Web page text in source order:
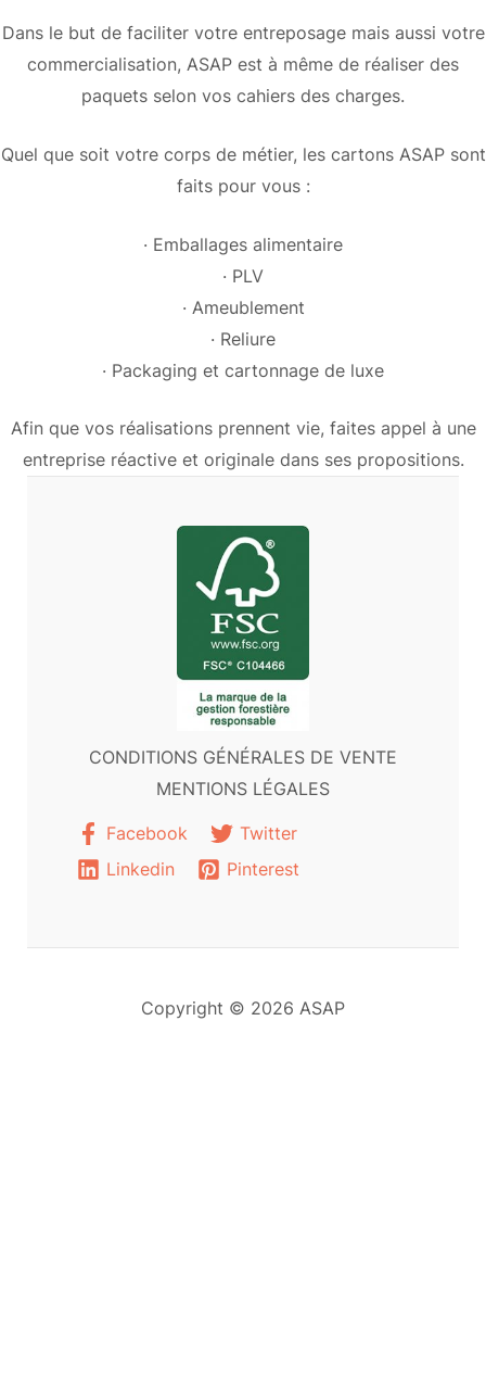
Dans le but de faciliter votre entreposage mais aussi votre
commercialisation, ASAP est à même de réaliser des
paquets selon vos cahiers des charges.
Quel que soit votre corps de métier, les cartons ASAP sont
faits pour vous :
· Emballages alimentaire
· PLV
· Ameublement
· Reliure
· Packaging et cartonnage de luxe
Afin que vos réalisations prennent vie, faites appel à une
entreprise réactive et originale dans ses propositions.
CONDITIONS GÉNÉRALES DE VENTE
MENTIONS LÉGALES
Facebook
Twitter
Linkedin
Pinterest
Copyright © 2026 ASAP